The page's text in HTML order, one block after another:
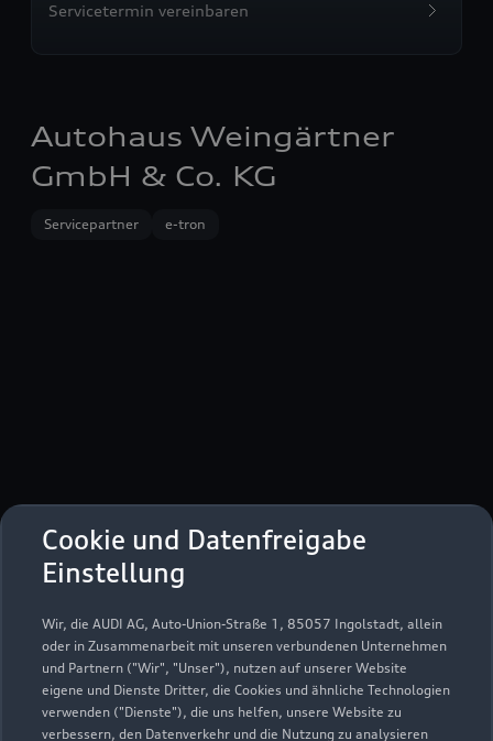
Cookie und Datenfreigabe
Einstellung
Wir, die AUDI AG, Auto-Union-Straße 1, 85057 Ingolstadt, allein
oder in Zusammenarbeit mit unseren verbundenen Unternehmen
und Partnern ("Wir", "Unser"), nutzen auf unserer Website
eigene und Dienste Dritter, die Cookies und ähnliche Technologien
verwenden ("Dienste"), die uns helfen, unsere Website zu
verbessern, den Datenverkehr und die Nutzung zu analysieren
Servicetermin vereinbaren
Autohaus Weingärtner
GmbH & Co. KG
Servicepartner e-tron
Tölzer Straße 15
83666 Waakirchen
08021 88980
info@autohaus-weingaertner.de